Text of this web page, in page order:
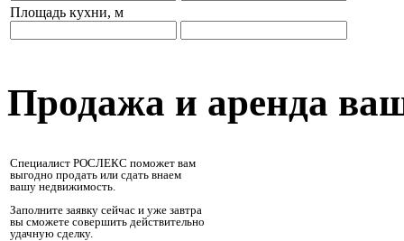
Площадь кухни, м
Продажа и аренда
Специалист РОСЛЕКС поможет вам
выгодно продать или сдать внаем
вашу недвижимость.
Заполните заявку сейчас и уже завтра
вы сможете совершить действительно
удачную сделку.